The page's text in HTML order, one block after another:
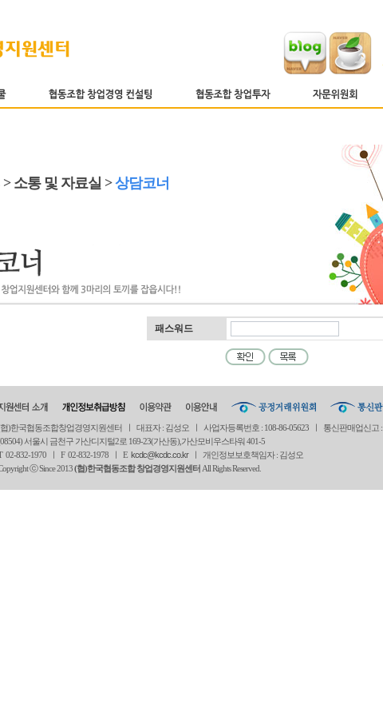
소통 및 자료실 >상담코너
패스워드
)한국협동조합창업경영지원센터 ㅣ 대표자 : 김성오 ㅣ 사업자등록번호 : 108-86-05623 ㅣ 통신판매업신고 :
서울시 금천구 가산디지털2로 169-23(가산동),가산모비우스타워 401-5
02-832-1970 ㅣ F 02-832-1978 ㅣ E kcdc@kcdc.co.krㅣ 개인정보보호책임자 : 김성오
ⓒ Since 2013(협)한국협동조합 창업경영지원센터 All Rights Reserved.